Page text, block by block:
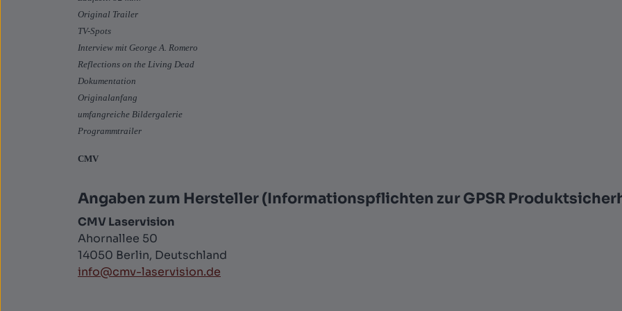
Original Trailer
TV-Spots
Interview mit George A. Romero
Reflections on the Living Dead
Dokumentation
Originalanfang
umfangreiche Bildergalerie
Programmtrailer
CMV
Angaben zum Hersteller (Informationspflichten zur GPSR
CMV Laservision
Ahornallee 50
14050 Berlin, Deutschland
info@cmv-laservision.de